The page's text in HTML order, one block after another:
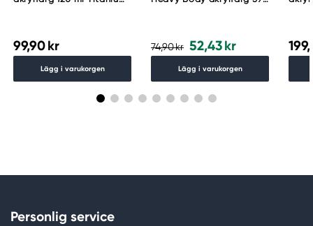
99,90 kr
Lägg i varukorgen
74,90 kr 52,43 kr
Lägg i varukorgen
Personlig service